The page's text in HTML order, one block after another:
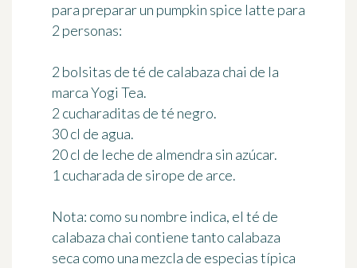
para preparar un pumpkin spice latte para
2 personas:
2 bolsitas de té de calabaza chai de la
marca Yogi Tea.
2 cucharaditas de té negro.
30 cl de agua.
20 cl de leche de almendra sin azúcar.
1 cucharada de sirope de arce.
Nota: como su nombre indica, el té de
calabaza chai contiene tanto calabaza
seca como una mezcla de especias típica